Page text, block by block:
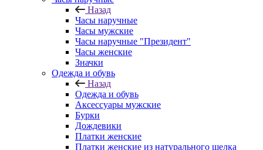
Назад
Часы наручные
Часы мужские
Часы наручные "Президент"
Часы женские
Значки
Одежда и обувь
Назад
Одежда и обувь
Аксессуары мужские
Бурки
Дождевики
Платки женские
Платки женские из натурального шелка